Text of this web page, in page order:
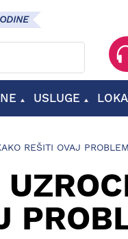
USLUGE
REŠITI OVAJ